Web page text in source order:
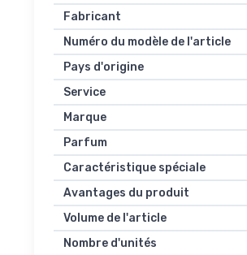
Fabricant
Numéro du modèle de l'article
Pays d'origine
Service
Marque
Parfum
Caractéristique spéciale
Avantages du produit
Volume de l'article
Nombre d'unités